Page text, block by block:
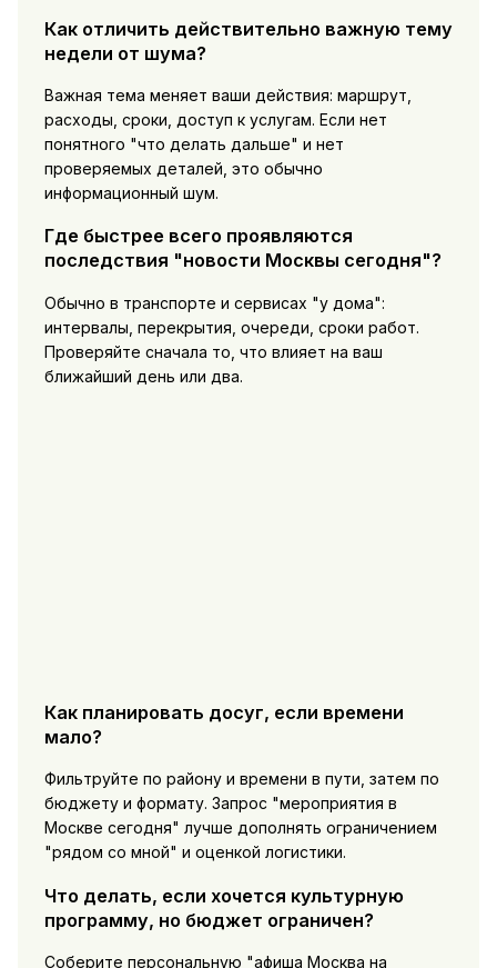
Как отличить действительно важную тему
недели от шума?
Важная тема меняет ваши действия: маршрут,
расходы, сроки, доступ к услугам. Если нет
понятного "что делать дальше" и нет
проверяемых деталей, это обычно
информационный шум.
Где быстрее всего проявляются
последствия "новости Москвы сегодня"?
Обычно в транспорте и сервисах "у дома":
интервалы, перекрытия, очереди, сроки работ.
Проверяйте сначала то, что влияет на ваш
ближайший день или два.
Как планировать досуг, если времени
мало?
Фильтруйте по району и времени в пути, затем по
бюджету и формату. Запрос "мероприятия в
Москве сегодня" лучше дополнять ограничением
"рядом со мной" и оценкой логистики.
Что делать, если хочется культурную
программу, но бюджет ограничен?
Соберите персональную "афиша Москва на